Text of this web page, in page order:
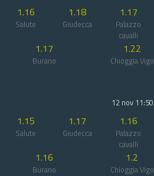
1.16
Salute
1.18
Giudecca
1.17
Palazzo
cavalli
1.17
Burano
1.22
Chioggia Vigo
12 nov 11:50
1.15
Salute
1.17
Giudecca
1.16
Palazzo
cavalli
1.16
Burano
1.2
Chioggia Vigo